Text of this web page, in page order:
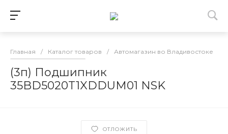
Главная / Каталог товаров / Автомагазин во Владивостоке
(3п) Подшипник
35BD5020T1XDDUM01 NSK
ОТЛОЖИТЬ